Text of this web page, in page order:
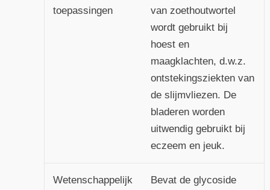
toepassingen
van zoethoutwortel
wordt gebruikt bij
hoest en
maagklachten, d.w.z.
ontstekingsziekten van
de slijmvliezen. De
bladeren worden
uitwendig gebruikt bij
eczeem en jeuk.
Wetenschappelijk
Bevat de glycoside